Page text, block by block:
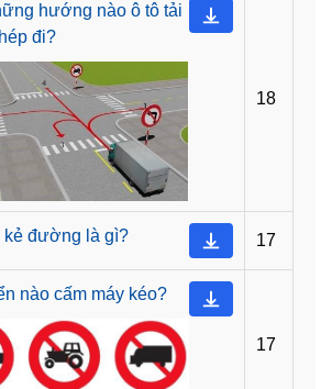
hướng nào ô tô tải
đi?
18
kẻ đường là gì? 17
nào cấm máy kéo?
17